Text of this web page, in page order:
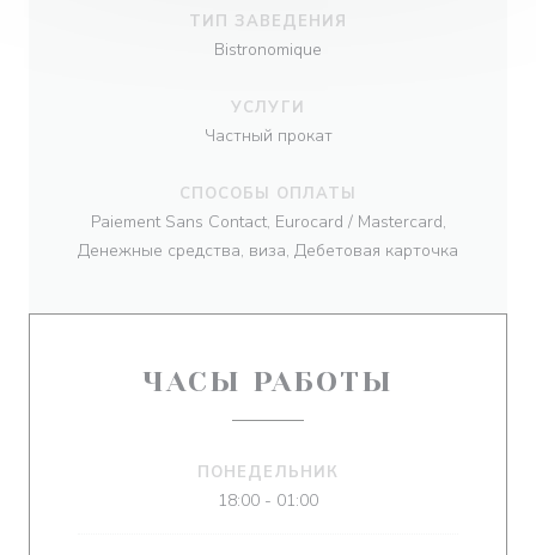
ТИП ЗАВЕДЕНИЯ
Bistronomique
УСЛУГИ
Частный прокат
СПОСОБЫ ОПЛАТЫ
Paiement Sans Contact, Eurocard / Mastercard,
Денежные средства, виза, Дебетовая карточка
ЧАСЫ РАБОТЫ
ПОНЕДЕЛЬНИК
18:00 - 01:00